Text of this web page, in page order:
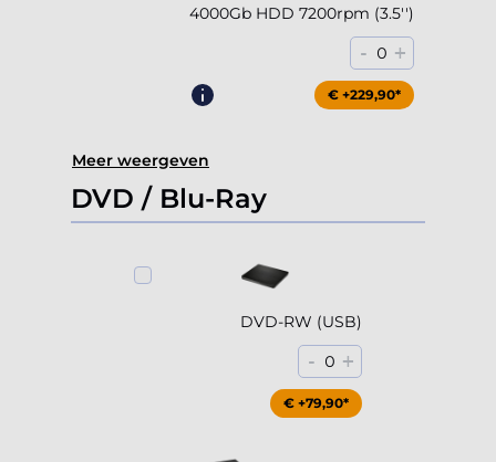
4000Gb HDD 7200rpm (3.5'')
- 0 +
€ +229,90*
Meer weergeven
DVD / Blu-Ray
DVD-RW (USB)
- 0 +
€ +79,90*